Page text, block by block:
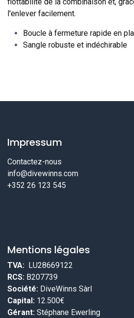
l'enlever facilement.
Boucle à fermeture rapide en
Sangle robuste et indéchirable
Impressum
Contactez-nous
info@divewinns.com
+352 26 123 545
Mentions légales
TVA: LU28669122
RCS: B207739
Société: DiveWinns Sàrl
Capital: 12.500€
Gérant: Stéphane Ewerling